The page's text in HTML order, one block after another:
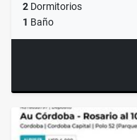
2 Dormitorios
1 Baño